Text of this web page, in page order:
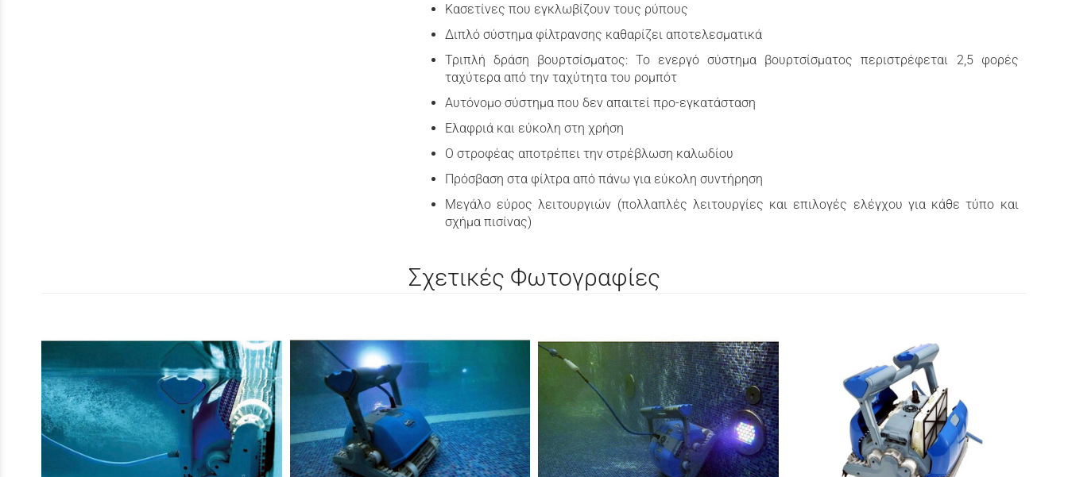
Κασετίνες που εγκλωβίζουν τους ρύπους
Διπλό σύστημα φίλτρανσης καθαρίζει αποτελεσματικά
Τριπλή δράση βουρτσίσματος: Το ενεργό σύστημα βουρτσίσματος περιστρέφεται 2,5 φορές
ταχύτερα από την ταχύτητα του ρομπότ
Αυτόνομο σύστημα που δεν απαιτεί προ-εγκατάσταση
Ελαφριά και εύκολη στη χρήση
Ο στροφέας αποτρέπει την στρέβλωση καλωδίου
Πρόσβαση στα φίλτρα από πάνω για εύκολη συντήρηση
Μεγάλο εύρος λειτουργιών (πολλαπλές λειτουργίες και επιλογές ελέγχου για κάθε τύπο και
σχήμα πισίνας)
Σχετικές Φωτογραφίες